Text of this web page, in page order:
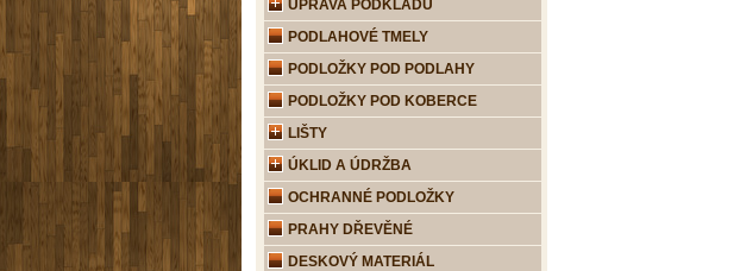
ÚPRAVA PODKLADŮ
PODLAHOVÉ TMELY
PODLOŽKY POD PODLAHY
PODLOŽKY POD KOBERCE
LIŠTY
ÚKLID A ÚDRŽBA
OCHRANNÉ PODLOŽKY
PRAHY DŘEVĚNÉ
DESKOVÝ MATERIÁL